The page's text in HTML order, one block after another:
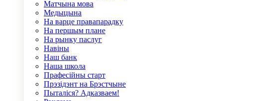
Матчына мова
Медыцына
На варце правапарадку
На першым плане
На рынку паслуг
Навiны
Наш банк
Наша школа
Прафесійны старт
Прэзідэнт на Брэстчыне
Пыталіся? Адказваем!